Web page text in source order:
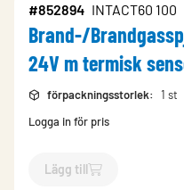
#852894 INTACT60 100
Brand-/
24V m termisk
förpackningsstorlek:
1 st
Logga in för pris
Lägg till
`$Lägg till